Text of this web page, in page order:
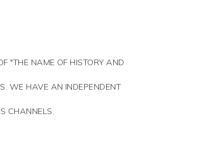
"THE NAME OF HISTORY AND
WE HAVE AN INDEPENDENT
CHANNELS.